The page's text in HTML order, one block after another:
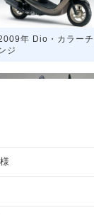
年 Dio・カラーチ
ジ
年 Dio・マイナー